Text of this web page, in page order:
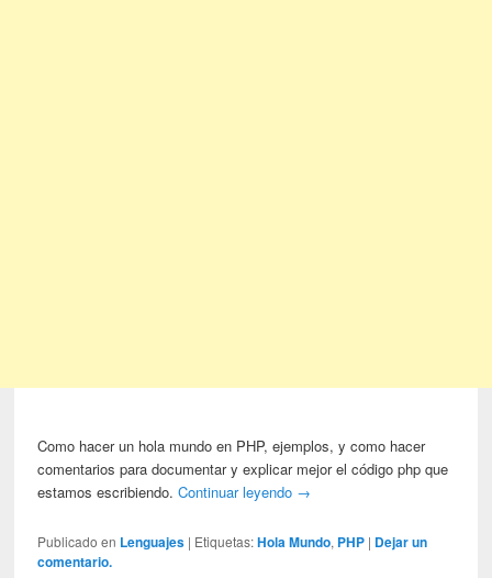
Como hacer un hola mundo en PHP, ejemplos, y como hacer
comentarios para documentar y explicar mejor el código php que
estamos escribiendo.Continuar leyendo →
Publicado en Lenguajes | Etiquetas: Hola Mundo, PHP | Dejar un
comentario.